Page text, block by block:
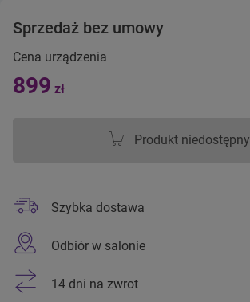
Sprzedaż bez umowy
Cena urządzenia
899 zł
Produkt niedostępny
Szybka dostawa
Odbiór w salonie
14 dni na zwrot